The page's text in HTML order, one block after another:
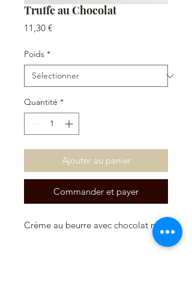
Truffe au Chocolat
11,30 €Prix
Poids *
Quantité *
Ajouter au panier
Commander et payer
Crème au beurre avec chocolat noir.